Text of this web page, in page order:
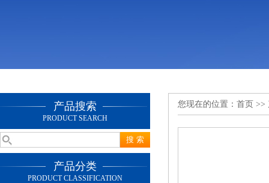
产品搜索
PRODUCT SEARCH
产品分类
PRODUCT CLASSIFICATION
您现在的位置： 首页 >>